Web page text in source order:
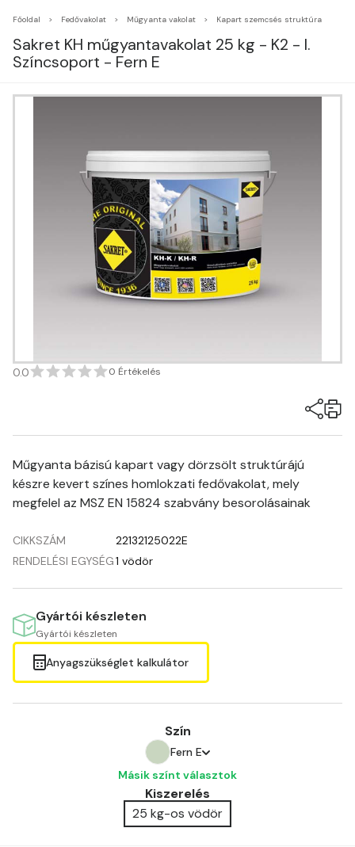
Főoldal Fedővakolat Műgyanta vakolat Kapart szemcsés struktúra
Sakret KH műgyantavakolat 25 kg - K2 - I.
Színcsoport - Fern E
0.0 0 Értékelés
Műgyanta bázisú kapart vagy dörzsölt struktúrájú
készre kevert színes homlokzati fedővakolat, mely
megfelel az MSZ EN 15824 szabvány besorolásainak
CIKKSZÁM
22132125022E
RENDELÉSI EGYSÉG1 vödör
Gyártói készleten
Gyártói készleten
Anyagszükséglet kalkulátor
Szín
Fern E
Amber E
Anticred E
Másik színt választok
Kiszerelés
25 kg-os vödör